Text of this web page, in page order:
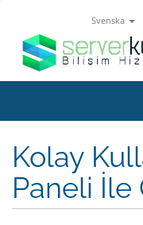
Svenska
Kolay
Paneli İle